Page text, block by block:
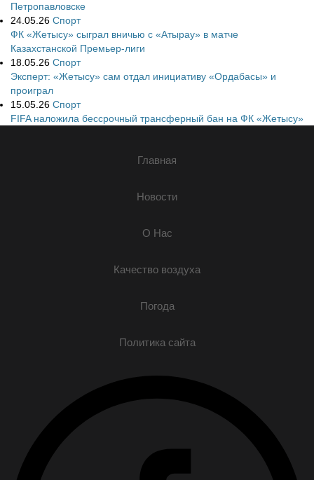
Петропавловске
24.05.26 Спорт
ФК «Жетысу» сыграл вничью с «Атырау» в матче
Казахстанской Премьер-лиги
18.05.26 Спорт
Эксперт: «Жетысу» сам отдал инициативу «Ордабасы» и
проиграл
15.05.26 Спорт
FIFA наложила бессрочный трансферный бан на ФК «Жетысу»
Главная
Новости
О Нас
Качество воздуха
Погода
Политика сайта